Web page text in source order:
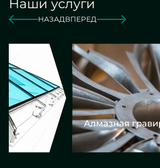
Наши услуги
НАЗАДВПЕРЕД
Алмазная гравировка